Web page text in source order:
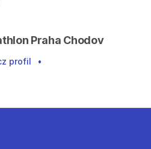
Praha Chodov
profil •